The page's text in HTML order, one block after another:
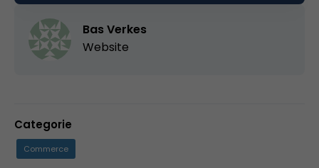
Bas Verkes
Website
Categorie
Commerce